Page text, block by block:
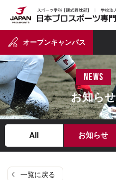
オープンキャンパス
news
お知らせ
All お知らせ
一覧に戻る